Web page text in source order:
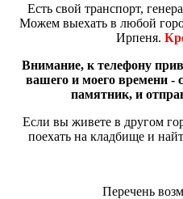
Есть свой транспорт,
Можем выехать в любой
Ирпеня.
Внимание, к телефону
вашего и моего времени -
памятник, и
Если вы живете в другом
поехать на кладбище и
Перечень